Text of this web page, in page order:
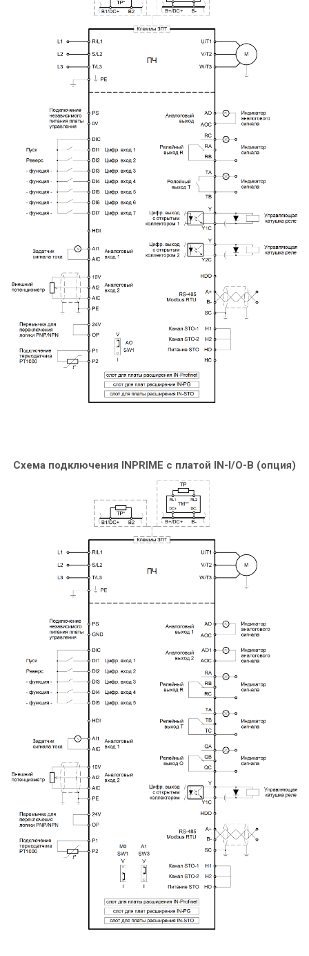
Схема подключения INPRIME c платой IN-I/O-B (опция)